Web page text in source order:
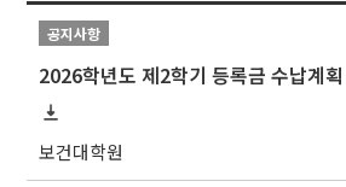
공지사항
2026학년도 제2학기 등록금 수납계
보건대학원